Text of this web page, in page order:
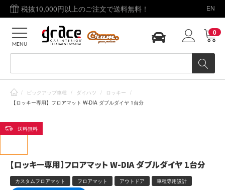
税抜10,000円以上のご注文で送料無料！ EN
0
MENU
/ ピックアップ車種 / ダイハツ / ロッキー
/
【ロッキー専用】フロアマット W-DIA ダブルダイヤ 1台分
送料無料
【ロッキー専用】フロアマット W-DIA ダブルダイヤ 1台分
カスタムフロアマット フロアマット アウトドア 車種専用設計